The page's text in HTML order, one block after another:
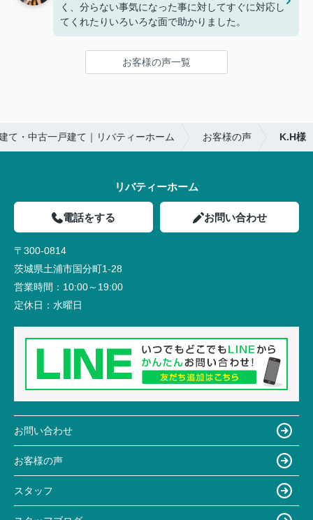
く、分らない事気になった事に対してすぐに対応し
てくれたりいろいろな面で助かりました。
お客様の声一覧
て・中古一戸建て｜リバティーホーム お客様の声 K.H様
リバティーホーム
電話をする お問い合わせ
〒300-0814
茨城県土浦市国分町1-28
営業時間： 10:00～19:00
定休日： 水曜日
お問い合わせ
お客様の声
スタッフ